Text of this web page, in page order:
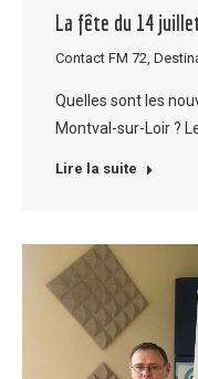
La fête du 14
Contact FM 72
Quelles sont les
Montval-sur-Loir ?
Lire la suite